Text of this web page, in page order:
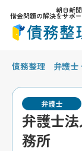
朝日新
借金問題の解決をサポ
債務整理 弁護士
弁護士
弁護士
務所